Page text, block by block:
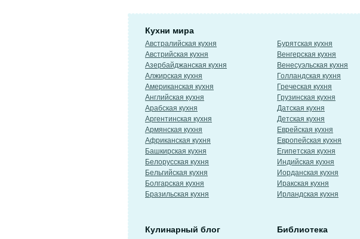
Кухни мира
Австралийская кухня
Австрийская кухня
Азербайджанская кухня
Алжирская кухня
Американская кухня
Английская кухня
Арабская кухня
Аргентинская кухня
Армянская кухня
Африканская кухня
Башкирская кухня
Белорусская кухня
Бельгийская кухня
Болгарская кухня
Бразильская кухня
Бурятская кухня
Венгерская кухня
Венесуэльская кухня
Голландская кухня
Греческая кухня
Грузинская кухня
Датская кухня
Детская кухня
Еврейская кухня
Европейская кухня
Египетская кухня
Индийская кухня
Иорданская кухня
Иракская кухня
Ирландская кухня
Кулинарный блог Библиотека